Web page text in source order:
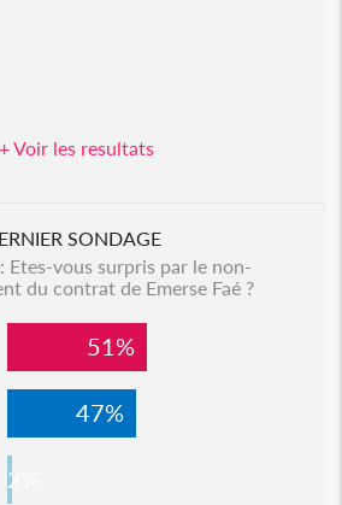
+ Voir les resultats
SONDAGE
Etes-vous surpris par le non-
du contrat de Emerse Faé ?
51%
47%
2%